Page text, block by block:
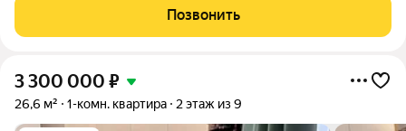
Спешите пока цены вслед не выросли! Мы агентство Ваш дом!
Профессионально подбираем
Позвонить
3 300 000 ₽
26,6 м² 1-комн. квартира 2 этаж из 9